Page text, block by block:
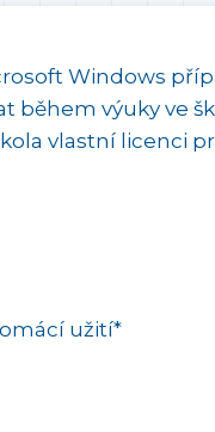
Windows
výuky ve
vlastní licenci
užití*